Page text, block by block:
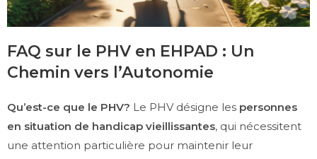
FAQ sur le PHV en EHPAD : Un
Chemin vers l’Autonomie
Qu’est-ce que le PHV? Le PHV désigne les personnes
en situation de handicap vieillissantes, qui nécessitent
une attention particulière pour maintenir leur